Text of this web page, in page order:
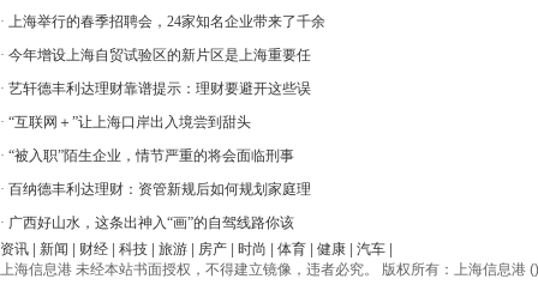
· 上海举行的春季招聘会，24家知名企业带来了千余
· 今年增设上海自贸试验区的新片区是上海重要任
· 艺轩德丰利达理财靠谱提示：理财要避开这些误
· “互联网＋”让上海口岸出入境尝到甜头
· “被入职”陌生企业，情节严重的将会面临刑事
· 百纳德丰利达理财：资管新规后如何规划家庭理
· 广西好山水，这条出神入“画”的自驾线路你该
资讯
新闻 财经 科技 旅游 房产 时尚 体育 健康 汽车
上海信息港 未经本站书面授权，不得建立镜像，违者必究。 版权所有：上海信息